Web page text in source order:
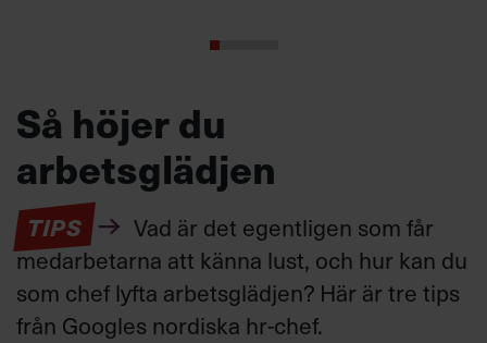
Så höjer du
arbetsglädjen
TIPS
Vad är det egentligen som får
medarbetarna att känna lust, och hur kan du
som chef lyfta arbetsglädjen? Här är tre tips
från Googles nordiska hr-chef.